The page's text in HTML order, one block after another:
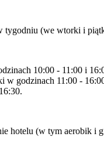
tygodniu (we wtorki i
10:00 - 11:00 i
w godzinach 11:00 -
hotelu (w tym aerobik i